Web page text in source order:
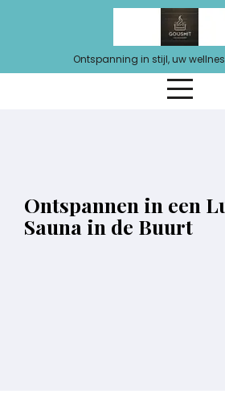
Ontspanning in stijl, uw
Ontspannen in een
Sauna in de Buurt